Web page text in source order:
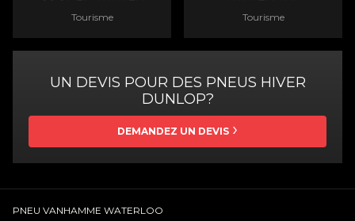
Tourisme Tourisme
UN DEVIS POUR DES PNEUS HIVER
DUNLOP?
DEMANDEZ UN DEVIS
PNEU VANHAMME WATERLOO